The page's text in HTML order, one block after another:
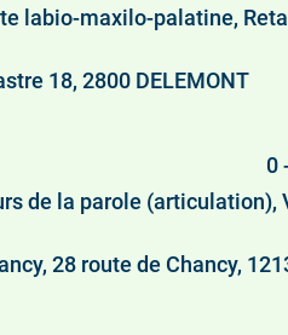
labio-maxilo-palatine,
18, 2800 DELEMONT
0
de la parole (articulation),
28 route de Chancy,